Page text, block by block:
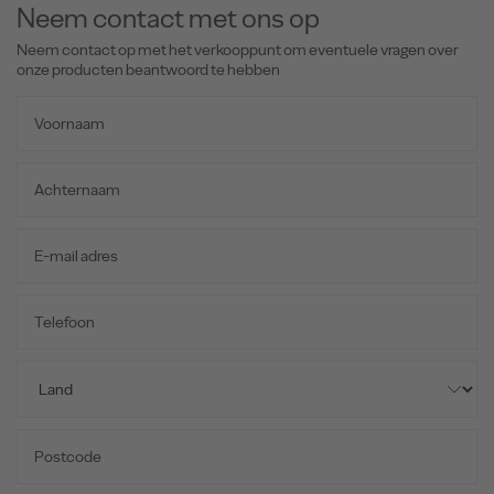
Neem contact met ons op
Neem contact op met het verkooppunt om eventuele vragen over
onze producten beantwoord te hebben